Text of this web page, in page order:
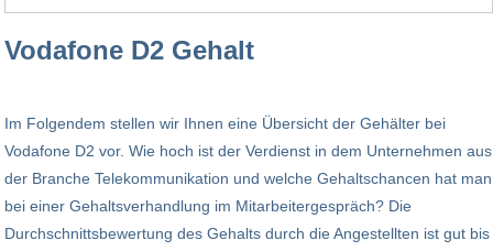
Vodafone D2 Gehalt
Im Folgendem stellen wir Ihnen eine Übersicht der Gehälter bei
Vodafone D2 vor. Wie hoch ist der Verdienst in dem Unternehmen aus
der Branche Telekommunikation und welche Gehaltschancen hat man
bei einer Gehaltsverhandlung im Mitarbeitergespräch? Die
Durchschnittsbewertung des Gehalts durch die Angestellten ist gut bis